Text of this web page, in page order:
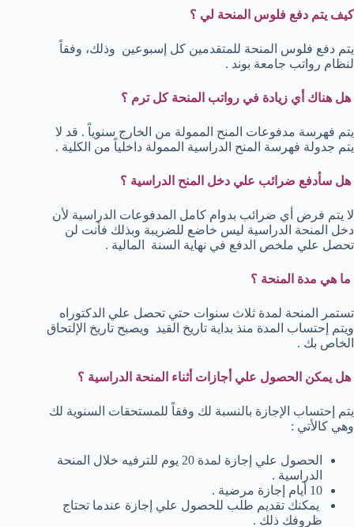
كيف يتم دفع فلوس المنحة لي ؟
يتم دفع فلوس المنحة للمتقدمين كل إسبوعين وذلك، وفقاً
لنظام رواتب جامعة بوند .
هل هناك أي زيادة في رواتب المنحة كل ترم ؟
يتم فهرسة مدفوعات المنح الممولة من الخارج سنوياً . قد لا
يتم جدولة فهرسة المنح الدراسية الممولة داخلياً من الكلية .
هل سأدفع ضرائب علي دخل المنح الدراسية ؟
لا يتم فرض أي ضرائب بدوام كامل المدفوعات الدراسية لأن
دخل المنحة الدراسية ليس خاضع للضريبة وبذلك فأنت لن
تحصل علي ملخص الدفع في نهاية السنة المالية .
ما هي مدة المنحة ؟
تستمر المنحة لمدة ثلاث سنوات حتي تحصل علي الدكتوراه
ويتم إحتساب المدة منذ بداية تاريخ القيد ويصبح تاريخ الإلتحاق
الخاص بك .
هل يمكن الحصول علي أجازات أثناء المنحة الدراسية ؟
يتم إحتساب الإجازة بالنسبة لك وفقاً للمستحقات السنوية لك
وهي كالأتي :
الحصول علي إجازة لمدة 20 يوم للترفيه خلال المنحة
الدراسية .
10 أيام إجازة مرضية .
يمكنك تقديم طلب للحصول علي إجازة عندما تحتاج
ظروفك ذلك .